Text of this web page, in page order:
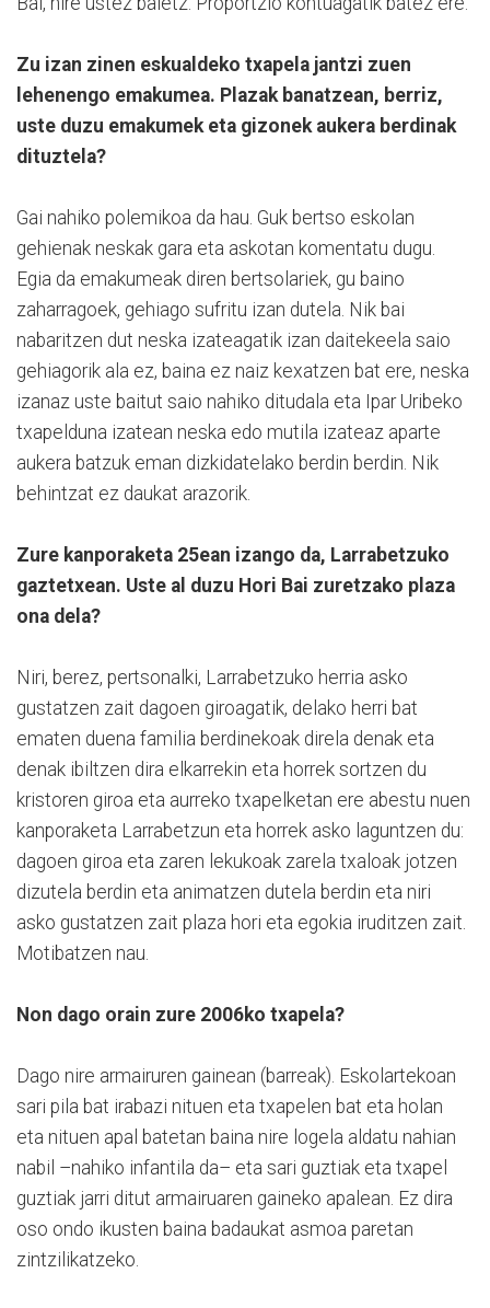
Zu izan zinen eskualdeko txapela jantzi zuen
lehenengo emakumea. Plazak banatzean, berriz,
uste duzu emakumek eta gizonek aukera berdinak
dituztela?
Gai nahiko polemikoa da hau. Guk bertso eskolan
gehienak neskak gara eta askotan komentatu dugu.
Egia da emakumeak diren bertsolariek, gu baino
zaharragoek, gehiago sufritu izan dutela. Nik bai
nabaritzen dut neska izateagatik izan daitekeela saio
gehiagorik ala ez, baina ez naiz kexatzen bat ere, neska
izanaz uste baitut saio nahiko ditudala eta Ipar Uribeko
txapelduna izatean neska edo mutila izateaz aparte
aukera batzuk eman dizkidatelako berdin berdin. Nik
behintzat ez daukat arazorik.
Zure kanporaketa 25ean izango da, Larrabetzuko
gaztetxean. Uste al duzu Hori Bai zuretzako plaza
ona dela?
Niri, berez, pertsonalki, Larrabetzuko herria asko
gustatzen zait dagoen giroagatik, delako herri bat
ematen duena familia berdinekoak direla denak eta
denak ibiltzen dira elkarrekin eta horrek sortzen du
kristoren giroa eta aurreko txapelketan ere abestu nuen
kanporaketa Larrabetzun eta horrek asko laguntzen du:
dagoen giroa eta zaren lekukoak zarela txaloak jotzen
dizutela berdin eta animatzen dutela berdin eta niri
asko gustatzen zait plaza hori eta egokia iruditzen zait.
Motibatzen nau.
Non dago orain zure 2006ko txapela?
Dago nire armairuren gainean (barreak). Eskolartekoan
sari pila bat irabazi nituen eta txapelen bat eta holan
eta nituen apal batetan baina nire logela aldatu nahian
nabil –nahiko infantila da– eta sari guztiak eta txapel
guztiak jarri ditut armairuaren gaineko apalean. Ez dira
oso ondo ikusten baina badaukat asmoa paretan
zintzilikatzeko.